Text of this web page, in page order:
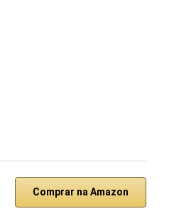
Comprar na Amazon